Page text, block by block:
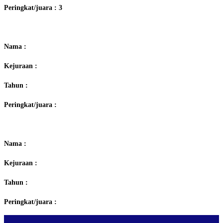
Peringkat/juara : 3
Nama :
Kejuraan :
Tahun :
Peringkat/juara :
Nama :
Kejuraan :
Tahun :
Peringkat/juara :